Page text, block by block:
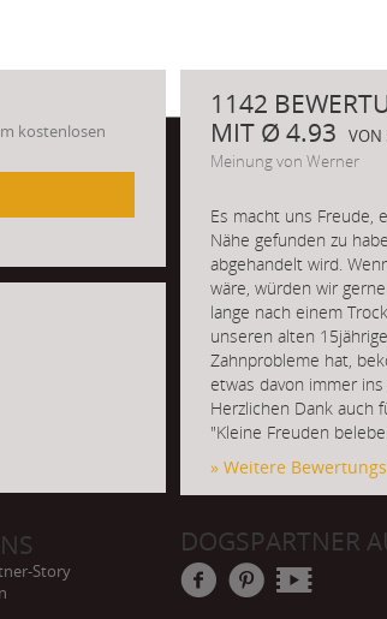
kostenlosen
1142
MIT Ø 4.93
VON
Meinung von Werner
Es macht uns Freude,
Nähe gefunden zu
abgehandelt wird.
wäre, würden wir
lange nach einem
unseren alten
Zahnprobleme hat,
etwas davon immer
Herzlichen Dank auch
"Kleine Freuden
» Weitere
Story
DOGSPARTNER